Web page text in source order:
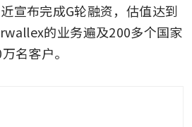
宣布完成G轮融资，估值达到
的业务遍及200多个国家
名客户。